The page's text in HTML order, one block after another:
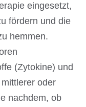
eingesetzt,
fördern und die
hemmen.
(Zytokine) und
oder
nachdem, ob